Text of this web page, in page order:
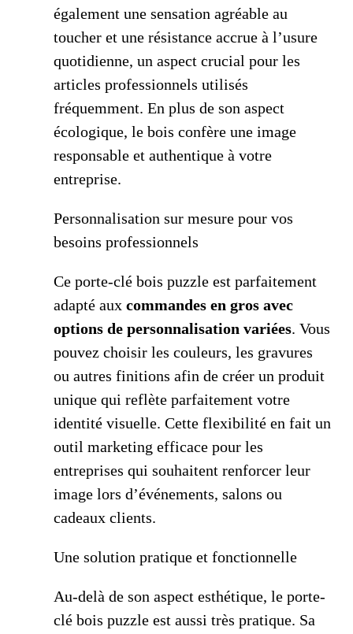
également une sensation agréable au
toucher et une résistance accrue à l’usure
quotidienne, un aspect crucial pour les
articles professionnels utilisés
fréquemment. En plus de son aspect
écologique, le bois confère une image
responsable et authentique à votre
entreprise.
Personnalisation sur mesure pour vos
besoins professionnels
Ce porte-clé bois puzzle est parfaitement
adapté aux commandes en gros avec
options de personnalisation variées. Vous
pouvez choisir les couleurs, les gravures
ou autres finitions afin de créer un produit
unique qui reflète parfaitement votre
identité visuelle. Cette flexibilité en fait un
outil marketing efficace pour les
entreprises qui souhaitent renforcer leur
image lors d’événements, salons ou
cadeaux clients.
Une solution pratique et fonctionnelle
Au-delà de son aspect esthétique, le porte-
clé bois puzzle est aussi très pratique. Sa